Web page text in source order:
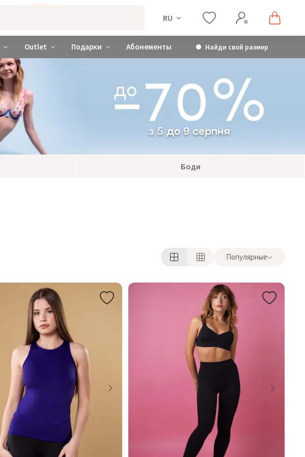
RU
Outlet Подарки Абонементы Найди свой размер
Боди
Популярные